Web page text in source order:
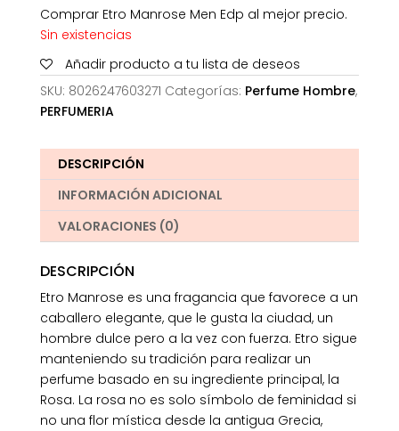
Comprar Etro Manrose Men Edp al mejor precio.
Sin existencias
Añadir producto a tu lista de deseos
SKU: 8026247603271 Categorías: Perfume Hombre,
PERFUMERIA
DESCRIPCIÓN
INFORMACIÓN ADICIONAL
VALORACIONES (0)
DESCRIPCIÓN
Etro Manrose es una fragancia que favorece a un
caballero elegante, que le gusta la ciudad, un
hombre dulce pero a la vez con fuerza. Etro sigue
manteniendo su tradición para realizar un
perfume basado en su ingrediente principal, la
Rosa. La rosa no es solo símbolo de feminidad si
no una flor mística desde la antigua Grecia,